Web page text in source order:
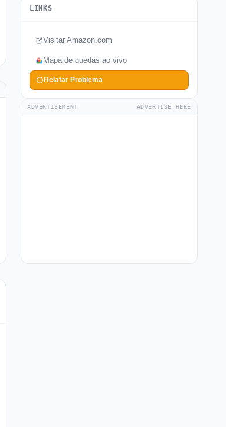
LINKS
Visitar Amazon.com
Mapa de quedas ao vivo
Relatar Problema
ADVERTISEMENT ADVERTISE HERE